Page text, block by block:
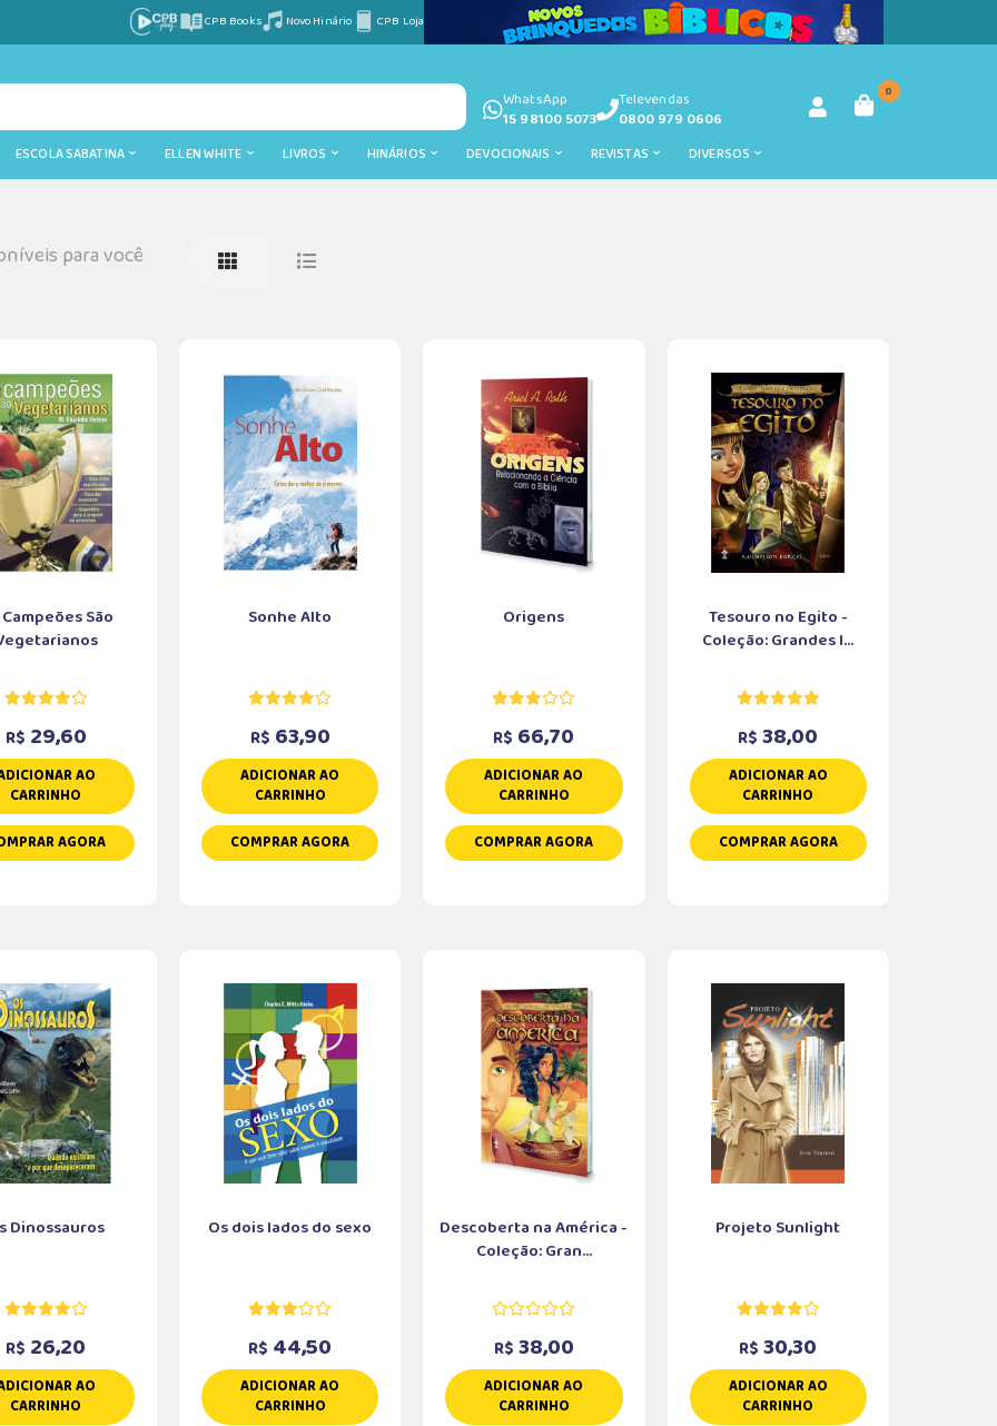
CPB Books Novo Hinário CPB Loja
WhatsApp
15 98100 5073
Televendas
0800 979 0606
0
ESCOLA SABATINA ELLEN WHITE LIVROS HINÁRIOS DEVOCIONAIS REVISTAS DIVERSOS
para você
São
R$ 29,60
AO
CARRINHO
AGORA
Sonhe Alto
R$ 63,90
ADICIONAR AO
CARRINHO
COMPRAR AGORA
Origens
R$ 66,70
ADICIONAR AO
CARRINHO
COMPRAR AGORA
Tesouro no Egito -
Coleção: Grandes I...
R$ 38,00
ADICIONAR AO
CARRINHO
COMPRAR AGORA
Dinossauros
R$ 26,20
AO
CARRINHO
Os dois lados do sexo
R$ 44,50
ADICIONAR AO
CARRINHO
Descoberta na América -
Coleção: Gran...
R$ 38,00
ADICIONAR AO
CARRINHO
Projeto Sunlight
R$ 30,30
ADICIONAR AO
CARRINHO